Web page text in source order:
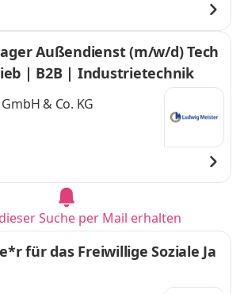
Außendienst (m/w/d) Tech
| B2B | Industrietechnik
& Co. KG
Suche per Mail erhalten
für das Freiwillige Soziale Ja